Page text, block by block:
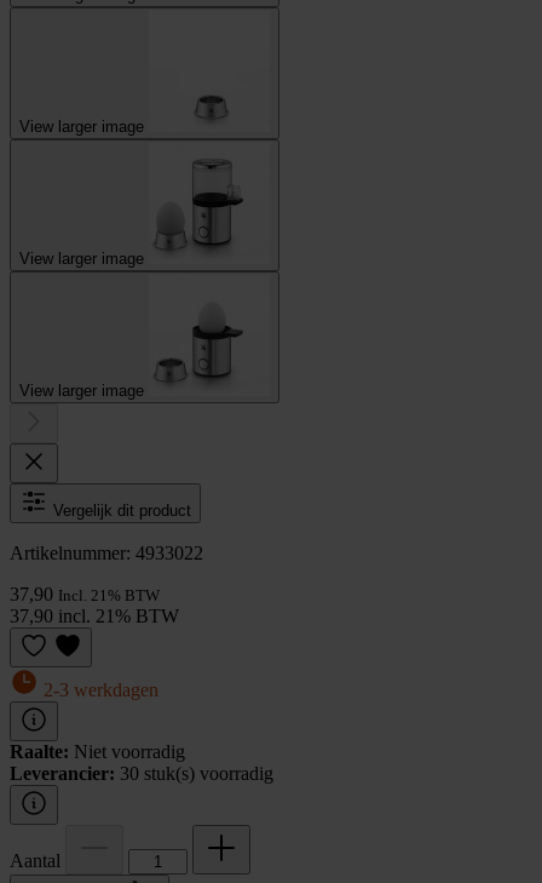
View larger image
View larger image
View larger image
Vergelijk dit product
Artikelnummer: 4933022
37,90 Incl. 21% BTW
37,90 incl. 21% BTW
2-3 werkdagen
Raalte: Niet voorradig
Leverancier: 30 stuk(s) voorradig
Aantal